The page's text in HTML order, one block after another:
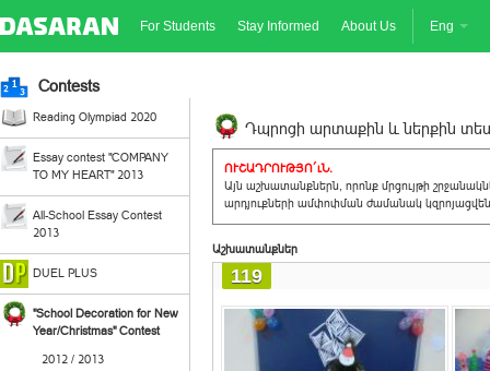
For Students Stay Informed About Us Eng
Contests
Reading Olympiad 2020
Essay contest "COMPANY
TO MY HEART" 2013
All-School Essay Contest
2013
DUEL PLUS
"School Decoration for New
Year/Christmas" Contest
2012 / 2013
Դպրոցի արտաքին և ներքին
ՈՒՇԱԴՐՈՒԹՅՈ´ւՆ.
Այն աշխատանքներն, որոնք մրցույթի
արդյուքների ամփոփման ժամանակ
Աշխատանքներ
119